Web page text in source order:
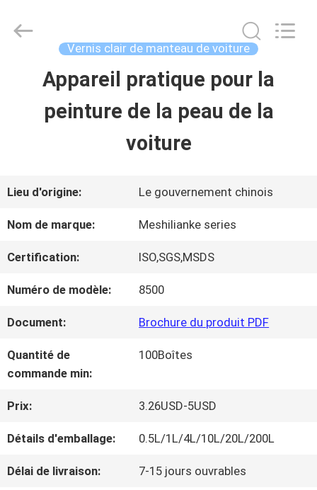
APERÇU
VIDÉOS
DE
NOUS
CONTRÔLE
Meklon
Vernis clair de manteau de voiture
Appareil pratique pour la
peinture de la peau de la
voiture
Lieu d'origine: Le gouvernement chinois
Nom de marque: Meshilianke series
Certification: ISO,SGS,MSDS
Numéro de modèle: 8500
Document: Brochure du produit PDF
Quantité de
commande min:
100Boîtes
Prix: 3.26USD-5USD
Détails d'emballage: 0.5L/1L/4L/10L/20L/200L
Délai de livraison: 7-15 jours ouvrables